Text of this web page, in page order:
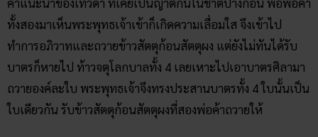
บาตร คว่ำพระหัตถ์ขวายกขึ้นไปปิดปากบาตร
ที่มาของปางประสานบาตร
หลังจากที่พระพุทธเจ้าตรัสรู้ได้ 49 วัน ก็มีพ่อค้าสองพี่น้องชื่อว่า
“ตปุสสะ” และ “ภัลลิกะ” นำภัตตาหารมาถวายพระพุธเจ้า ตาม